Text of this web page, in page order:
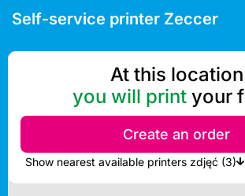
Self-service printer Zeccer
At this location
you will print your
Create an order
Show nearest available printers zdjęć (3)